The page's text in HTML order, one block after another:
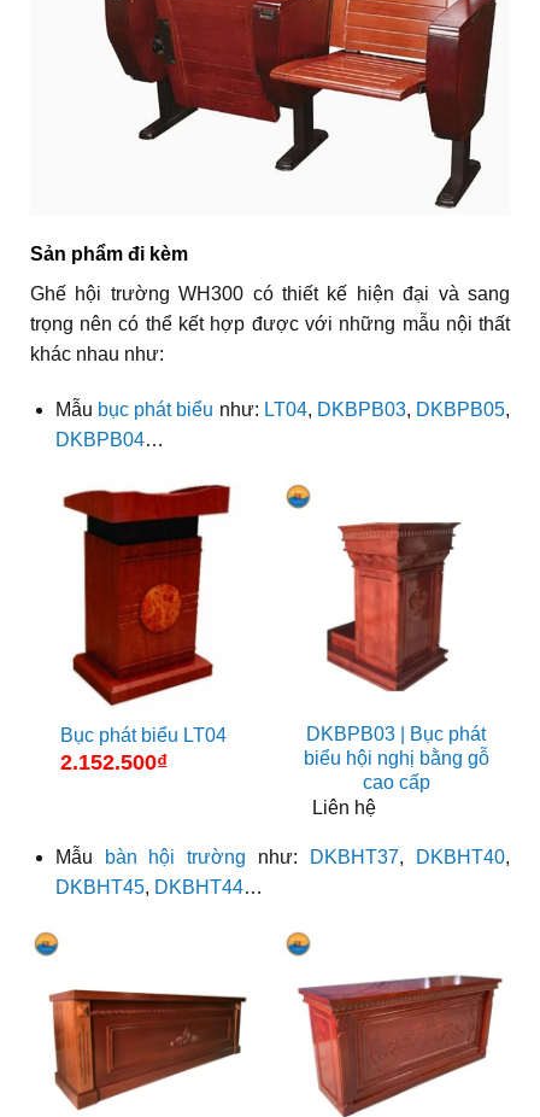
Sản phẩm đi kèm
Ghế hội trường WH300 có thiết kế hiện đại và sang
trọng nên có thể kết hợp được với những mẫu nội thất
khác nhau như:
Mẫu bục phát biểu như: LT04, DKBPB03, DKBPB05,
DKBPB04…
Bục phát biểu LT04
2.152.500₫
DKBPB03 | Bục phát
biểu hội nghị bằng gỗ
cao cấp
Liên hệ
Mẫu bàn hội trường như: DKBHT37, DKBHT40,
DKBHT45, DKBHT44…